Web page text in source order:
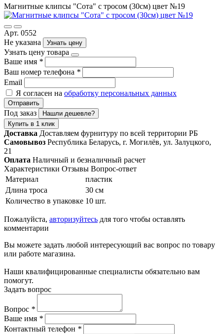
Магнитные клипсы "Сота" с тросом (30см) цвет №19
Арт. 0552
Не указана
Узнать цену
Узнать цену товара
Ваше имя *
Ваш номер телефона *
Email
Я согласен на обработку персональных данных
Отправить
Под заказ
Нашли дешевле?
Купить в 1 клик
Доставка Доставляем фурнитуру по всей территории РБ
Самовывоз Республика Беларусь, г. Могилёв, ул. Залуцкого,
21
Оплата Наличный и безналичный расчет
Характеристики Отзывы Вопрос-ответ
Материал
пластик
Длина троса
30 см
Количество в упаковке 10 шт.
Пожалуйста, авторизуйтесь для того чтобы оставлять
комментарии
Вы можете задать любой интересующий вас вопрос по товару
или работе магазина.
Наши квалифицированные специалисты обязательно вам
помогут.
Задать вопрос
Вопрос *
Ваше имя *
Контактный телефон *